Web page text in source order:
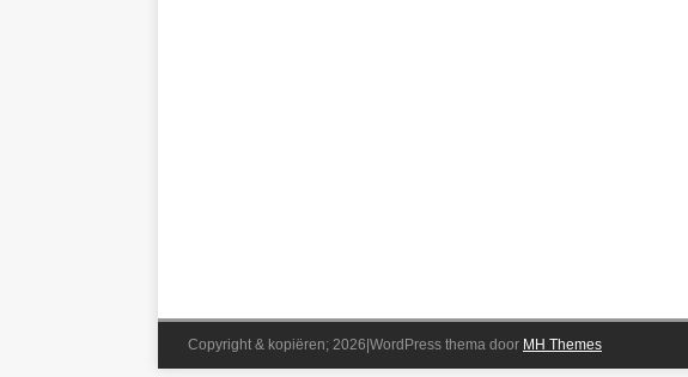
Copyright & kopiëren; 2026|WordPress thema door MH Themes